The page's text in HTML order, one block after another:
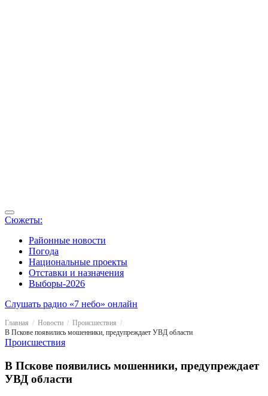
Сюжеты:
Районные новости
Погода
Национальные проекты
Отставки и назначения
Выборы-2026
Слушать радио «7 небо» онлайн
Главная Новости
Происшествия
В Пскове появились мошенники, предупреждает УВД области
Происшествия
В Пскове появились мошенники, предупреждает
УВД области